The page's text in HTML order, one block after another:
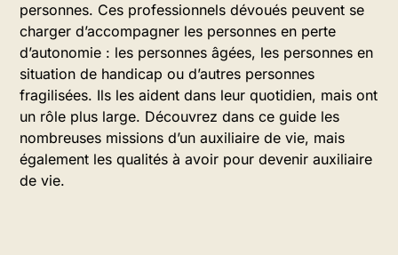
personnes. Ces professionnels dévoués peuvent se
charger d’accompagner les personnes en perte
d’autonomie : les personnes âgées, les personnes en
situation de handicap ou d’autres personnes
fragilisées. Ils les aident dans leur quotidien, mais ont
un rôle plus large. Découvrez dans ce guide les
nombreuses missions d’un auxiliaire de vie, mais
également les qualités à avoir pour devenir auxiliaire
de vie.